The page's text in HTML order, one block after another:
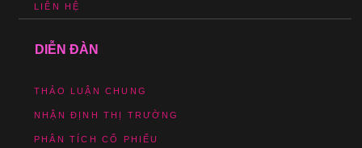
LIÊN HỆ
DIỄN ĐÀN
THẢO LUẬN CHUNG
NHẬN ĐỊNH THỊ TRƯỜNG
PHÂN TÍCH CỔ PHIẾU